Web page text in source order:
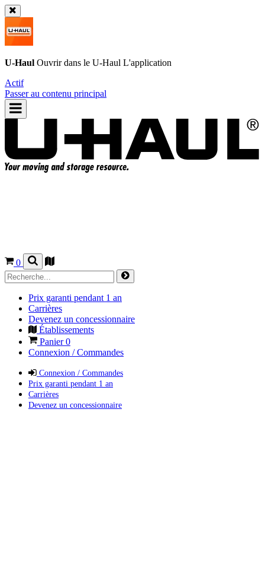
U-Haul Ouvrir dans le U-Haul L'application
Actif
Passer au contenu principal
0
Prix garanti pendant 1 an
Carrières
Devenez un concessionnaire
Établissements
Panier0
Connexion / Commandes
Connexion / Commandes
Prix garanti pendant 1 an
Carrières
Devenez un concessionnaire